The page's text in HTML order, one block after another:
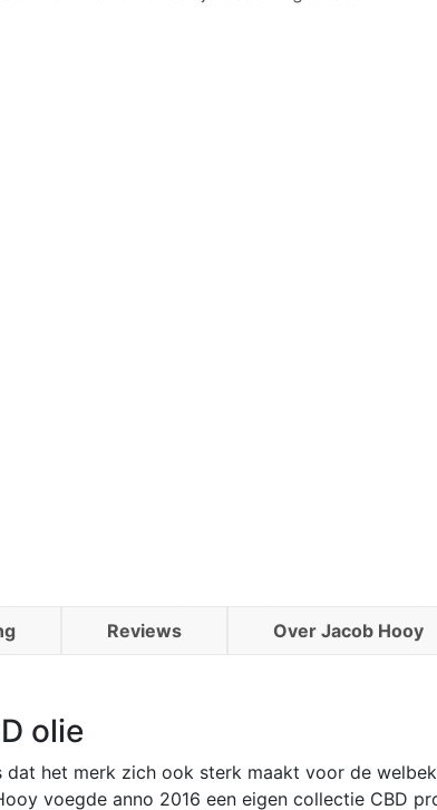
Reviews Over Jacob Hooy
olie
het merk zich ook sterk maakt voor de
voegde anno 2016 een eigen collectie CBD